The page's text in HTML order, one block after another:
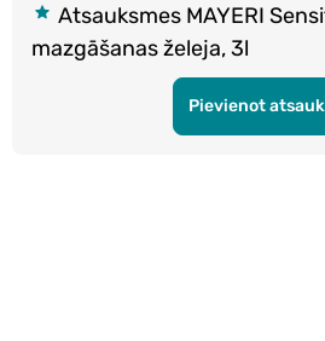
Atsauksmes MAYERI
mazgāšanas želeja, 3l
Pievienot